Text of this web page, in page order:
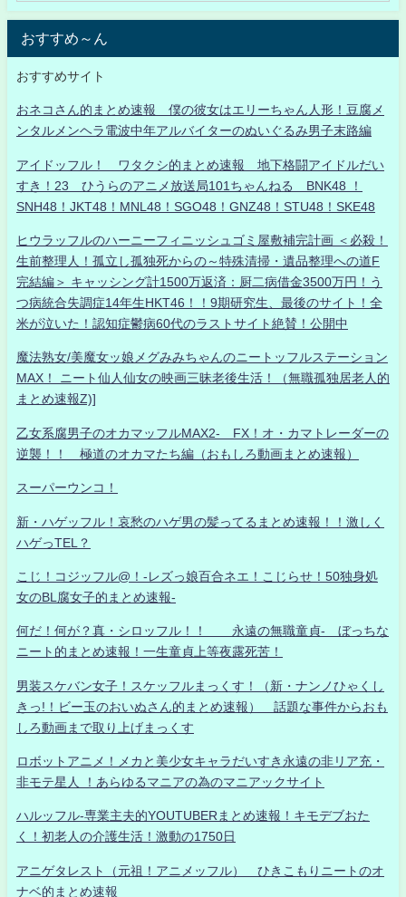
おすすめ～ん
おすすめサイト
おネコさん的まとめ速報 僕の彼女はエリーちゃん人形！豆腐メ
ンタルメンヘラ電波中年アルバイターのぬいぐるみ男子末路編
アイドッフル！ ワタクシ的まとめ速報 地下格闘アイドルだい
すき！23 ひうらのアニメ放送局101ちゃんねる BNK48 ！
SNH48！JKT48！MNL48！SGO48！GNZ48！STU48！SKE48
ヒウラッフルのハーニーフィニッシュゴミ屋敷補完計画 ＜必殺！
生前整理人！孤立し孤独死からの～特殊清掃・遺品整理への道F
完結編＞ キャッシング計1500万返済：厨二病借金3500万円！う
つ病統合失調症14年生HKT46！！9期研究生、最後のサイト！全
米が泣いた！認知症鬱病60代のラストサイト絶賛！公開中
魔法熟女/美魔女ッ娘メグみみちゃんのニートッフルステーション
MAX！ ニート仙人仙女の映画三昧老後生活！（無職孤独居老人的
まとめ速報Z)]
乙女系腐男子のオカマッフルMAX2- FX！オ・カマトレーダーの
逆襲！！ 極道のオカマたち編（おもしろ動画まとめ速報）
スーパーウンコ！
新・ハゲッフル！哀愁のハゲ男の髪ってるまとめ速報！！激しく
ハゲっTEL？
こじ！コジッフル@！-レズっ娘百合ネエ！こじらせ！50独身処
女のBL腐女子的まとめ速報-
何だ！何が？真・シロッフル！！ 永遠の無職童貞- ぼっちな
ニート的まとめ速報！一生童貞上等夜露死苦！
男装スケバン女子！スケッフルまっくす！（新・ナンノひゃくし
きっ!！ビー玉のおいぬさん的まとめ速報） 話題な事件からおも
しろ動画まで取り上げまっくす
ロボットアニメ！メカと美少女キャラだいすき永遠の非リア充・
非モテ星人 ！あらゆるマニアの為のマニアックサイト
ハルッフル-専業主夫的YOUTUBERまとめ速報！キモデブおた
く！初老人の介護生活！激動の1750日
アニゲタレスト（元祖！アニメッフル） ひきこもりニートのオ
ナベ的まとめ速報